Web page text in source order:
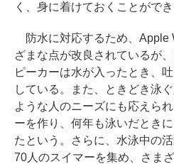
く、身に着けておくことができ
防水に対応するため、Apple
ざまな点が改良されているが
ピーカーは水が入ったとき、
している。また、ときどき泳
ような人のニーズにも応えら
ーを作り、何年も泳いだとき
たという。さらに、水泳中の
70人のスイマーを集め、さま